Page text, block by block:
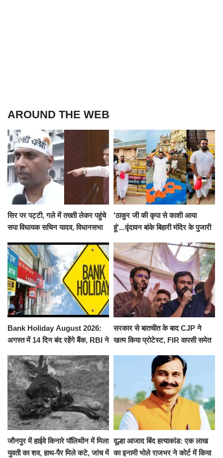
AROUND THE WEB
सिर पर पट्टी, गले में तख्ती लेकर पहुंचे
सपा विधायक सचिन यादव, विधानसभा
निलंबित
'ठाकुर जी की कृपा से काशी आया
हूं'...वृंदावन बांके बिहारी मंदिर के पुजारी
जलाभिषेक
Bank Holiday August 2026:
अगस्त में 14 दिन बंद रहेंगे बैंक, RBI ने
सरकार से बातचीत के बाद CJP ने
खत्म किया प्रोटेस्ट, FIR वापसी समेत
जौनपुर में हाईवे किनारे पॉलिथीन में मिला
युवती का शव, हाथ-पैर मिले कटे, जांच में
दूल्हा आजाद बिंद हत्याकांड: एक लाख
का इनामी भोले राजभर ने कोर्ट में किया